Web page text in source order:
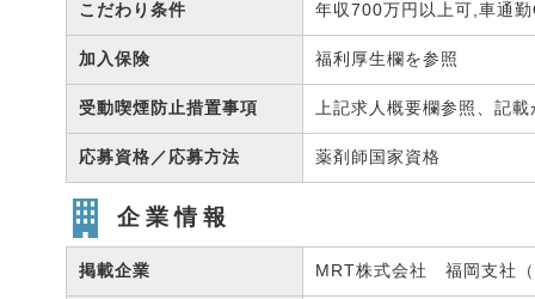
こだわり条件 年収700万円以上可,車通
加入保険 福利厚生欄を参照
受動喫煙防止措置事項 上記求人概要欄参照、記
応募資格／応募方法 薬剤師国家資格
企業情報
掲載企業 MRT株式会社 福岡支社